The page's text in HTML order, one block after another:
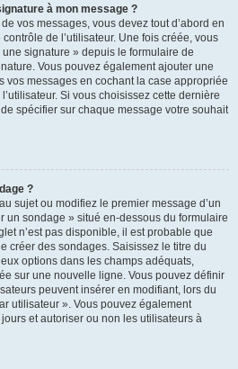
à mon message ?
vos messages, vous devez tout d’abord en
de l’utilisateur. Une fois créée, vous
signature » depuis le formulaire de
Vous pouvez également ajouter une
vos messages en cochant la case appropriée
Si vous choisissez cette dernière
spécifier sur chaque message votre souhait
?
sujet ou modifiez le premier message d’un
un sondage » situé en-dessous du formulaire
n’est pas disponible, il est probable que
créer des sondages. Saisissez le titre du
options dans les champs adéquats,
sur une nouvelle ligne. Vous pouvez définir
peuvent insérer en modifiant, lors du
utilisateur ». Vous pouvez également
et autoriser ou non les utilisateurs à